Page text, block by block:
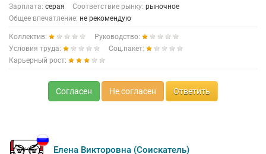
работать, что-то не так сделал - до свидания, при чём без
разбора ситуации. Если работают супруги в одном хозяйстве,
сначала увольняют одного, а через пару дней и другого. Так
ещё и рекомендации отвратительные дают, если новый
работодатель звонит и спрашивает.
4. Рабский труд без выходных, директор производственного
хозяйства может позвонить в любое время дня и ночи, с
вопросами личного характера, которые требуют решения
немедленно.
Такое ощущение, что работаешь при крепостном праве!
Работать плодотворно - это не про ЭкоНиву.
6. Ужасный бардак с приёмом на работу. Людей не
Зарплата: серая Соответствие рынку: рыночное
Общее впечатление: не рекомендую
Коллектив:
Руководство:
Условия труда:
Соц.пакет:
Карьерный рост:
Согласен Не согласен Ответить
Елена Викторовна (Соискатель)